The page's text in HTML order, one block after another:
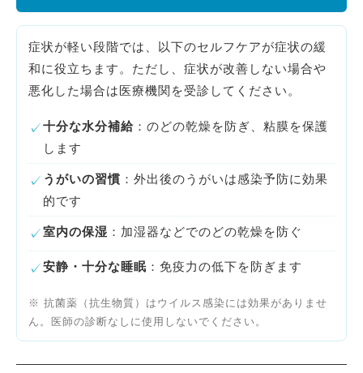
症状が軽い段階では、以下のセルフケアが症状の緩
和に役立ちます。ただし、症状が改善しない場合や
悪化した場合は医療機関を受診してください。
✓十分な水分補給 ：のどの乾燥を防ぎ、粘膜を保護
します
✓ うがいの習慣 ：外出後のうがいは感染予防に効果
的です
✓室内の保湿 ：加湿器などでのどの乾燥を防ぐ
✓安静・十分な睡眠 ：免疫力の低下を防ぎます
※ 抗菌薬（抗生物質）はウイルス感染には効果がありませ
ん。医師の診断なしに使用しないでください。